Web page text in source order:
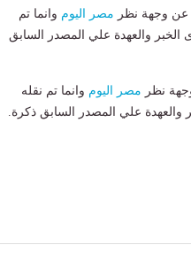
عن وجهة نظر مصر اليوم وانما تم
والعهدة علي المصدر السابق
نظر مصر اليوم وانما تم نقله
علي المصدر السابق ذكرة.